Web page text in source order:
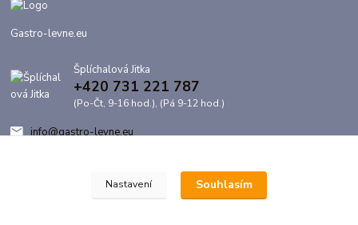
Gastro-levne.eu
Šplíchalová Jitka
+420 731 221 787
(Po-Čt, 9-16 hod.), (Pá 9-12 hod.)
info@gastro-levne.eu
Nastavení Souhlasím